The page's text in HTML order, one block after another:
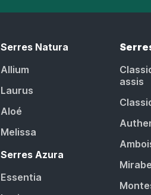
Serres Natura
Allium
Laurus
Aloé
Melissa
Serres Azura
Essentia
assis